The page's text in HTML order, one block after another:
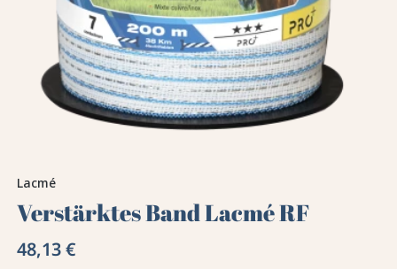
Lacmé
Verstärktes Band Lacmé RF
48,13 €